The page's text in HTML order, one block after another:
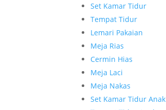
Set Kamar Tidur
Tempat Tidur
Lemari Pakaian
Meja Rias
Cermin Hias
Meja Laci
Meja Nakas
Set Kamar Tidur Anak